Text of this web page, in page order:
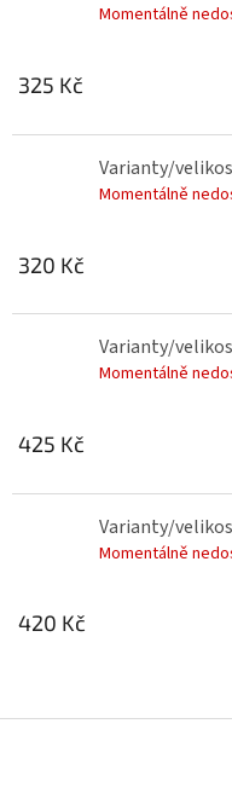
Momentálně
325 Kč
Varianty/
Momentálně
320 Kč
Varianty/
Momentálně
425 Kč
Varianty/
Momentálně
420 Kč